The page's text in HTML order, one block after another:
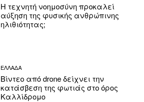
Η τεχνητή νοημοσύνη προκαλεί
αύξηση της φυσικής ανθρώπινης
ηλιθιότητας;
ΕΛΛΑΔΑ
Βίντεο από drone δείχνει την
κατάσβεση της φωτιάς στο όρος
Καλλίδρομο